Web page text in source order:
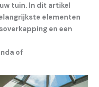
tuin. In dit artikel
elementen
en een
of